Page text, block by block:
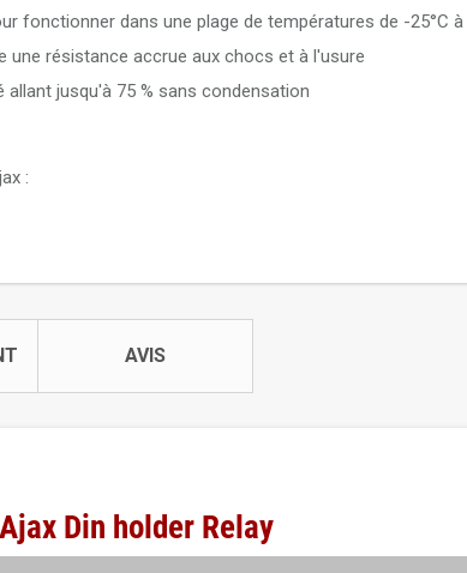
fonctionner dans une plage de températures de -25°C à
une résistance accrue aux chocs et à l'usure
jusqu'à 75 % sans condensation
:
AVIS
Din holder Relay